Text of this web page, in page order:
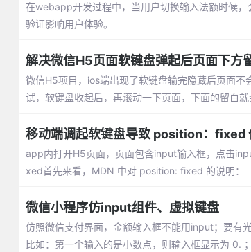
在webapp开发过程中，当用户切换输入法额时候
验证影响用户体验。
解决微信H5页面软键盘弹起后页面下方
微信H5项目，ios端出现了软键盘输完隐藏后页面
试，软键盘收起后，再滚动一下页面，下面的留白
移动端调起软键盘导致 position：fixed
app内打开H5页面，页面包含input输入框，点击
xed首先来看，MDN 中对 position: fixed 的说明：
微信小程序仿input组件、虚拟键盘
仿照微信支付界面，金额输入框不能用input；要有
比如：第一个输入的是小数点，则输入框显示为 0. ；